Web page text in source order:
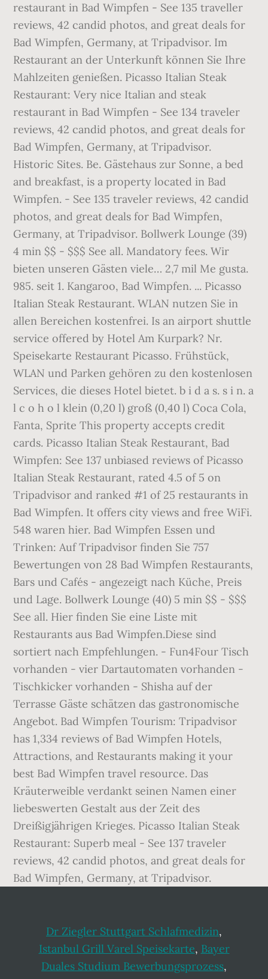
restaurant in Bad Wimpfen - See 135 traveller
reviews, 42 candid photos, and great deals for
Bad Wimpfen, Germany, at Tripadvisor. Im
Restaurant an der Unterkunft können Sie Ihre
Mahlzeiten genießen. Picasso Italian Steak
Restaurant: Very nice Italian and steak
restaurant in Bad Wimpfen - See 134 traveler
reviews, 42 candid photos, and great deals for
Bad Wimpfen, Germany, at Tripadvisor.
Historic Sites. Be. Gästehaus zur Sonne, a bed
and breakfast, is a property located in Bad
Wimpfen. - See 135 traveler reviews, 42 candid
photos, and great deals for Bad Wimpfen,
Germany, at Tripadvisor. Bollwerk Lounge (39)
4 min $$ - $$$ See all. Mandatory fees. Wir
bieten unseren Gästen viele… 2,7 mil Me gusta.
985. seit 1. Kangaroo, Bad Wimpfen. ... Picasso
Italian Steak Restaurant. WLAN nutzen Sie in
allen Bereichen kostenfrei. Is an airport shuttle
service offered by Hotel Am Kurpark? Nr.
Speisekarte Restaurant Picasso. Frühstück,
WLAN und Parken gehören zu den kostenlosen
Services, die dieses Hotel bietet. b i d a s. s i n. a
l c o h o l klein (0,20 l) groß (0,40 l) Coca Cola,
Fanta, Sprite This property accepts credit
cards. Picasso Italian Steak Restaurant, Bad
Wimpfen: See 137 unbiased reviews of Picasso
Italian Steak Restaurant, rated 4.5 of 5 on
Tripadvisor and ranked #1 of 25 restaurants in
Bad Wimpfen. It offers city views and free WiFi.
548 waren hier. Bad Wimpfen Essen und
Trinken: Auf Tripadvisor finden Sie 757
Bewertungen von 28 Bad Wimpfen Restaurants,
Bars und Cafés - angezeigt nach Küche, Preis
und Lage. Bollwerk Lounge (40) 5 min $$ - $$$
See all. Hier finden Sie eine Liste mit
Restaurants aus Bad Wimpfen.Diese sind
sortiert nach Empfehlungen. - Fun4Four Tisch
vorhanden - vier Dartautomaten vorhanden -
Tischkicker vorhanden - Shisha auf der
Terrasse Gäste schätzen das gastronomische
Angebot. Bad Wimpfen Tourism: Tripadvisor
has 1,334 reviews of Bad Wimpfen Hotels,
Attractions, and Restaurants making it your
best Bad Wimpfen travel resource. Das
Kräuterweible verdankt seinen Namen einer
liebeswerten Gestalt aus der Zeit des
Dreißigjährigen Krieges. Picasso Italian Steak
Restaurant: Superb meal - See 137 traveler
reviews, 42 candid photos, and great deals for
Bad Wimpfen, Germany, at Tripadvisor.
Dr Ziegler Stuttgart Schlafmedizin,
Istanbul Grill Varel Speisekarte, Bayer
Duales Studium Bewerbungsprozess,